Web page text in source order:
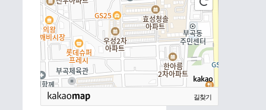
길찾기